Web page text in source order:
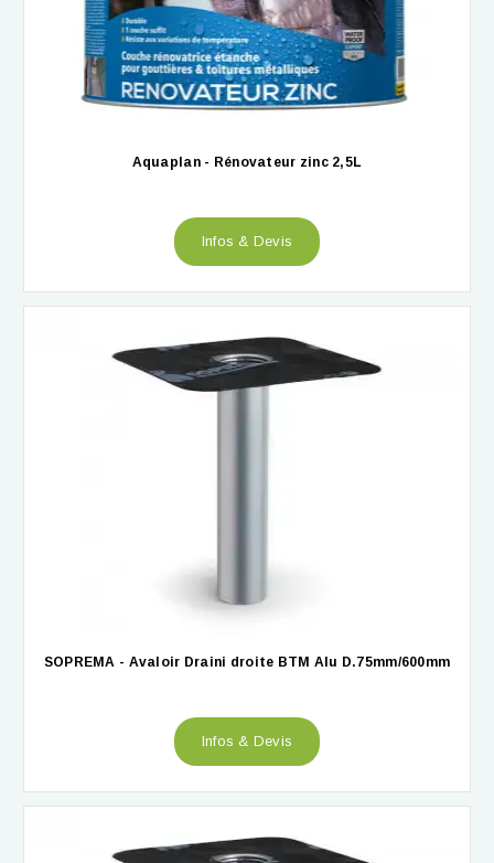
Aquaplan - Rénovateur zinc 2,5L
Infos & Devis
SOPREMA - Avaloir Draini droite BTM Alu D.75mm/600mm
Infos & Devis